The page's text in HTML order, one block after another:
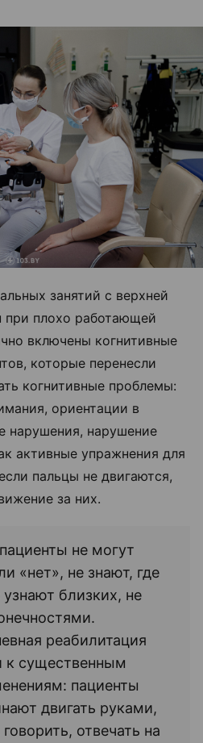
занятий с верхней
при плохо работающей
включены когнитивные
которые перенесли
когнитивные проблемы:
ориентации в
нарушения, нарушение
активные упражнения для
пальцы не двигаются,
за них.
не могут
«нет», не знают, где
близких, не
реабилитация
к существенным
пациенты
двигать руками,
отвечать на